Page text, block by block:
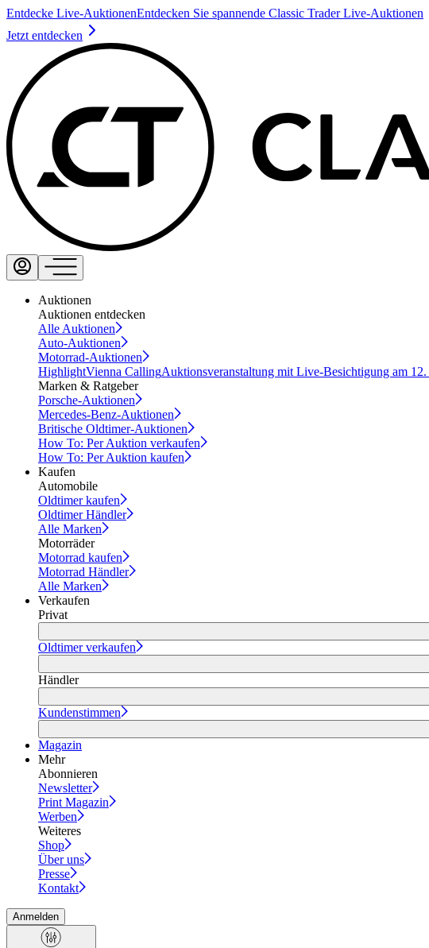
Entdecke Live-AuktionenEntdecken Sie spannende Classic Trader Live-Auktionen
Jetzt entdecken
Auktionen
Auktionen entdecken
Alle Auktionen
Auto-Auktionen
Motorrad-Auktionen
HighlightVienna CallingAuktionsveranstaltung mit Live-Besichtigung am 12.
Marken & Ratgeber
Porsche-Auktionen
Mercedes-Benz-Auktionen
Britische Oldtimer-Auktionen
How To: Per Auktion verkaufen
How To: Per Auktion kaufen
Kaufen
Automobile
Oldtimer kaufen
Oldtimer Händler
Alle Marken
Motorräder
Motorrad kaufen
Motorrad Händler
Alle Marken
Verkaufen
Privat
Oldtimer verkaufen
Händler
Kundenstimmen
Magazin
Mehr
Abonnieren
Newsletter
Print Magazin
Werben
Weiteres
Shop
Über uns
Presse
Kontakt
Anmelden